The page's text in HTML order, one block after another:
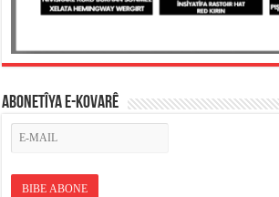
ABONETÎYA E-KOVARÊ